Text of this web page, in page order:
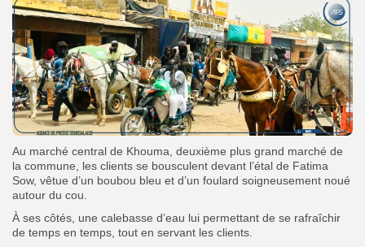
Au marché central de Khouma, deuxième plus grand marché de
la commune, les clients se bousculent devant l’étal de Fatima
Sow, vêtue d’un boubou bleu et d’un foulard soigneusement noué
autour du cou.
À ses côtés, une calebasse d’eau lui permettant de se rafraîchir
de temps en temps, tout en servant les clients.